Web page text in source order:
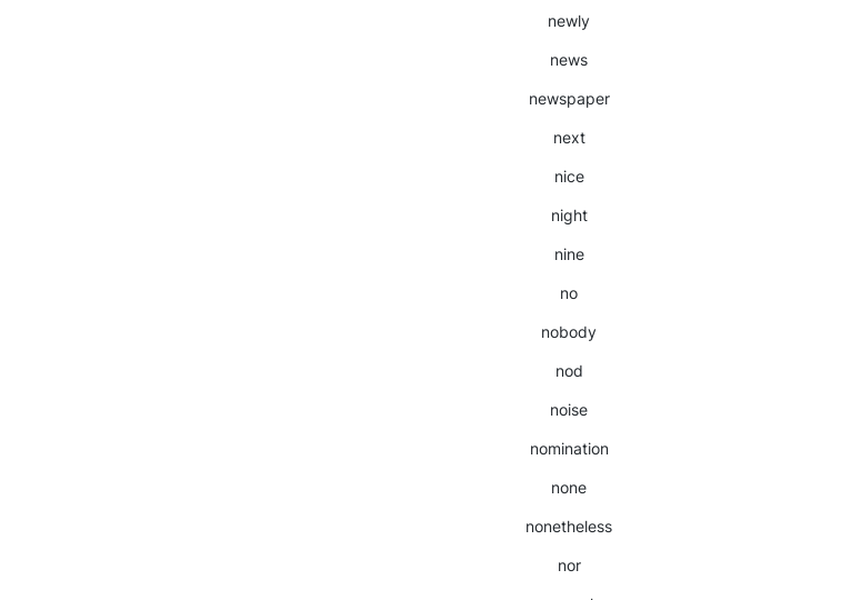
newly
news
newspaper
next
nice
night
nine
no
nobody
nod
noise
nomination
none
nonetheless
nor